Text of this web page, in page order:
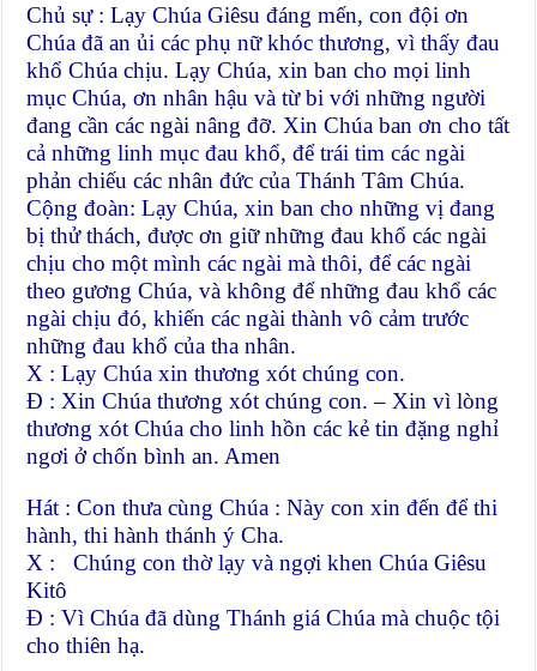
Chủ sự : Lạy Chúa Giêsu đáng mến, con đội ơn
Chúa đã an ủi các phụ nữ khóc thương, vì thấy đau
khổ Chúa chịu. Lạy Chúa, xin ban cho mọi linh
mục Chúa, ơn nhân hậu và từ bi với những người
đang cần các ngài nâng đỡ. Xin Chúa ban ơn cho tất
cả những linh mục đau khổ, để trái tim các ngài
phản chiếu các nhân đức của Thánh Tâm Chúa.
Cộng đoàn: Lạy Chúa, xin ban cho những vị đang
bị thử thách, được ơn giữ những đau khổ các ngài
chịu cho một mình các ngài mà thôi, để các ngài
theo gương Chúa, và không để những đau khổ các
ngài chịu đó, khiến các ngài thành vô cảm trước
những đau khổ của tha nhân.
X : Lạy Chúa xin thương xót chúng con.
Đ : Xin Chúa thương xót chúng con. – Xin vì lòng
thương xót Chúa cho linh hồn các kẻ tin đặng nghỉ
ngơi ở chốn bình an. Amen
Hát : Con thưa cùng Chúa : Này con xin đến để thi
hành, thi hành thánh ý Cha.
X : Chúng con thờ lạy và ngợi khen Chúa Giêsu
Kitô
Đ : Vì Chúa đã dùng Thánh giá Chúa mà chuộc tội
cho thiên hạ.